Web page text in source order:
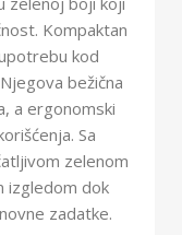
Kompaktan
kod
bežična
a ergonomski
Sa
zelenom
izgledom dok
zadatke.